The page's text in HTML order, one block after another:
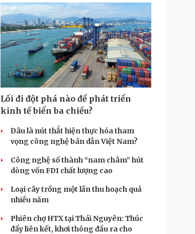
Lối đi đột phá nào để phát triển
kinh tế biển ba chiều?
Đâu là nút thắt hiện thực hóa tham
vọng công nghệ bán dẫn Việt Nam?
Công nghệ số thành “nam châm” hút
dòng vốn FDI chất lượng cao
Loại cây trồng một lần thu hoạch quả
nhiều năm
Phiên chợ HTX tại Thái Nguyên: Thúc
đẩy liên kết, khơi thông đầu ra cho